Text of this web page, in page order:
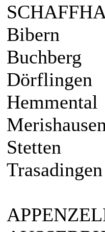
Bibern
Buchberg
Dörflingen
Hemmental
Merishausen
Stetten
Trasadingen